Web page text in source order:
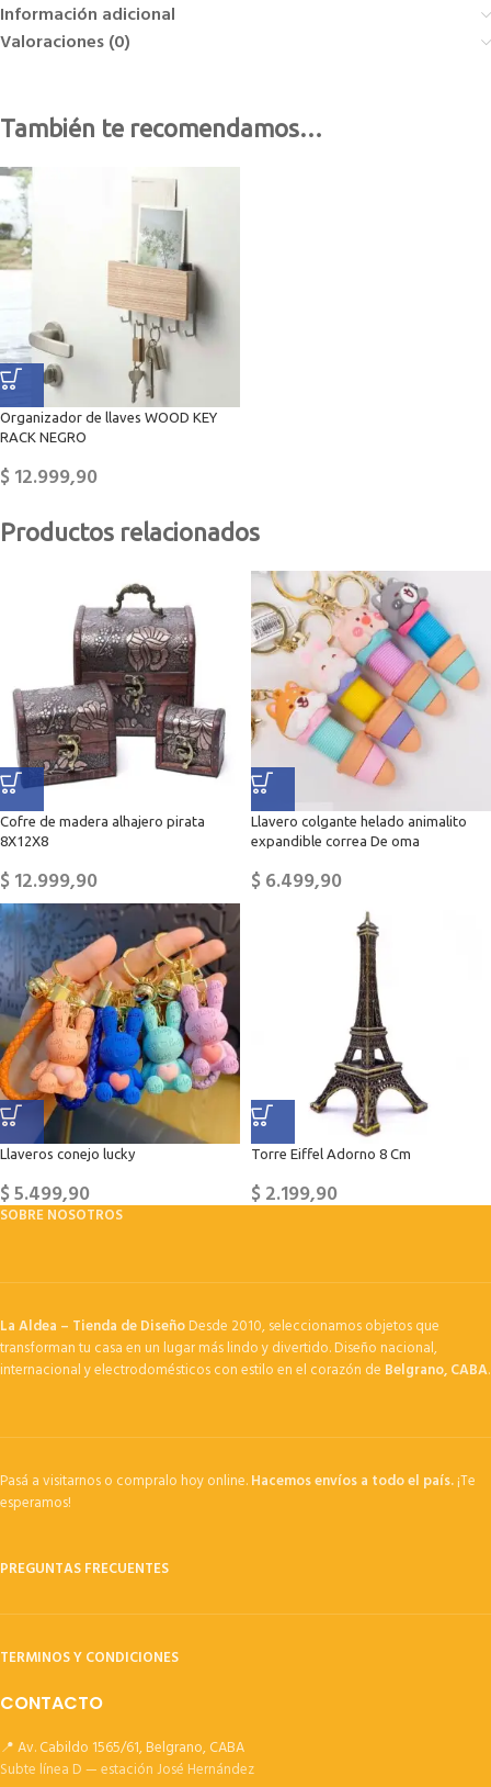
Información adicional
Valoraciones (0)
También te recomendamos…
Organizador de llaves WOOD KEY
RACK NEGRO
$12.999,90
Productos relacionados
Cofre de madera alhajero pirata
8X12X8
$12.999,90
Llavero colgante helado animalito
expandible correa De oma
$6.499,90
Llaveros conejo lucky
$5.499,90
Torre Eiffel Adorno 8 Cm
$2.199,90
SOBRE NOSOTROS
La Aldea – Tienda de DiseñoDesde 2010, seleccionamos objetos que
transforman tu casa en un lugar más lindo y divertido. Diseño nacional,
internacional y electrodomésticos con estilo en el corazón de Belgrano, CABA.
Pasá a visitarnos o compralo hoy online.Hacemos envíos a todo el país.¡Te
esperamos!
PREGUNTAS FRECUENTES
TERMINOS Y CONDICIONES
CONTACTO
📍 Av. Cabildo 1565/61, Belgrano, CABA
Subte línea D — estación José Hernández